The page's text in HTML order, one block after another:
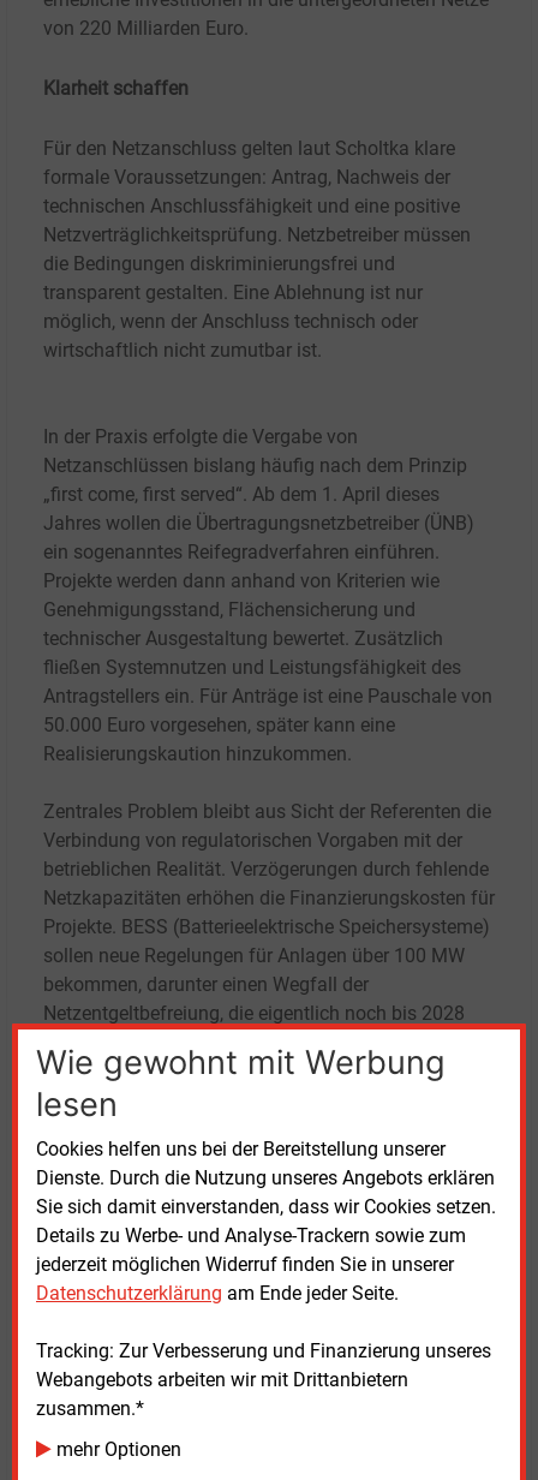
Wie gewohnt mit Werbung
lesen
Cookies helfen uns bei der Bereitstellung unserer
Dienste. Durch die Nutzung unseres Angebots erklären
Sie sich damit einverstanden, dass wir Cookies setzen.
Details zu Werbe- und Analyse-Trackern sowie zum
jederzeit möglichen Widerruf finden Sie in unserer
Datenschutzerklärung am Ende jeder Seite.
Tracking: Zur Verbesserung und Finanzierung unseres
Webangebots arbeiten wir mit Drittanbietern
zusammen.*
mehr Optionen
von 220 Milliarden Euro.
Klarheit schaffen
Für den Netzanschluss gelten laut Scholtka klare
formale Voraussetzungen: Antrag, Nachweis der
technischen Anschlussfähigkeit und eine positive
Netzverträglichkeitsprüfung. Netzbetreiber müssen
die Bedingungen diskriminierungsfrei und
transparent gestalten. Eine Ablehnung ist nur
möglich, wenn der Anschluss technisch oder
wirtschaftlich nicht zumutbar ist.
In der Praxis erfolgte die Vergabe von
Netzanschlüssen bislang häufig nach dem Prinzip
„first come, first served“. Ab dem 1. April dieses
Jahres wollen die Übertragungsnetzbetreiber (ÜNB)
ein sogenanntes Reifegradverfahren einführen.
Projekte werden dann anhand von Kriterien wie
Genehmigungsstand, Flächensicherung und
technischer Ausgestaltung bewertet. Zusätzlich
fließen Systemnutzen und Leistungsfähigkeit des
Antragstellers ein. Für Anträge ist eine Pauschale von
50.000 Euro vorgesehen, später kann eine
Realisierungskaution hinzukommen.
Zentrales Problem bleibt aus Sicht der Referenten die
Verbindung von regulatorischen Vorgaben mit der
betrieblichen Realität. Verzögerungen durch fehlende
Netzkapazitäten erhöhen die Finanzierungskosten für
Projekte. BESS (Batterieelektrische Speichersysteme)
sollen neue Regelungen für Anlagen über 100 MW
bekommen, darunter einen Wegfall der
Netzentgeltbefreiung, die eigentlich noch bis 2028
Stand in das neue System überführt werden, während
bereits zugesagte Kapazitäten gültig bleiben, sagte
Redispatchkosten senken
Für 2025 werden Redispatchkosten von rund
2,7 Milliarden Euro erwartet. Diese versucht das
Netzpaket aus dem Bundeswirtschaftsministerium
die Öffentlichkeit gebracht, obwohl es noch keinen
offiziellen Gesetzentwurf gibt, sagte Rechtsanwältin
Franziska Rothe. Der Entwurf sieht unter anderem
vor, Baukostenzuschüsse künftig auch für